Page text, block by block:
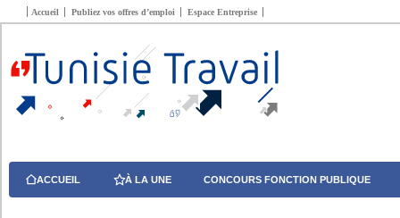
Accueil Publiez vos offres d’emploi Espace Entreprise
ACCUEIL À LA UNE CONCOURS FONCTION PUBLIQUE